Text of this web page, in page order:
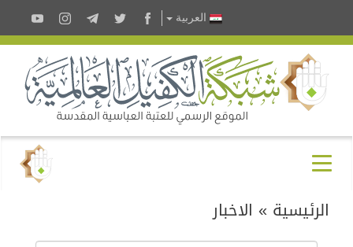
العربية
الرئيسية » الاخبار